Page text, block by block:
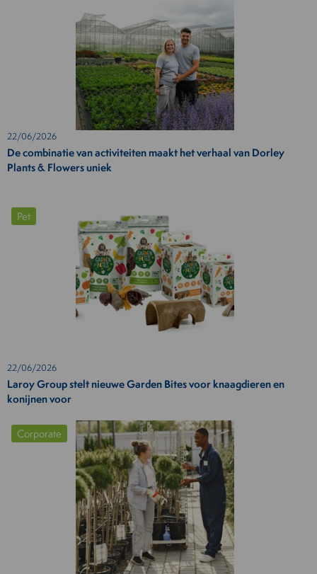
22/06/2026
De combinatie van activiteiten maakt het verhaal van Dorley
Plants & Flowers uniek
Pet
22/06/2026
Laroy Group stelt nieuwe Garden Bites voor knaagdieren en
konijnen voor
Corporate